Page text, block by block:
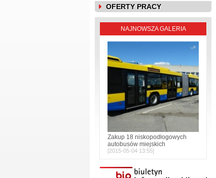
OFERTY PRACY
NAJNOWSZA GALERIA
Zakup 18 niskopodłogowych
autobusów miejskich
2015-05-04 13:55